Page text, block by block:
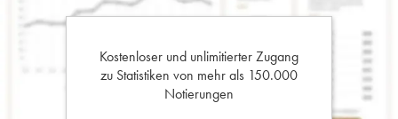
Kostenloser und unlimitierter Zugang
zu Statistiken von mehr als 150.000
Notierungen